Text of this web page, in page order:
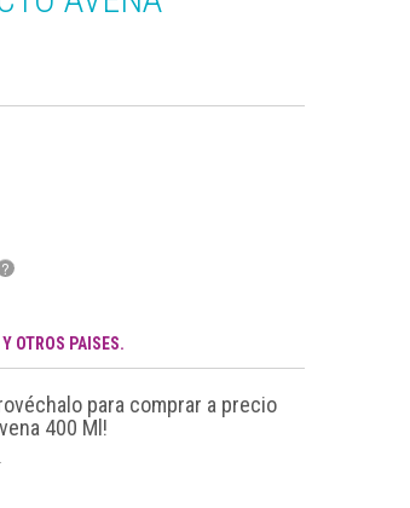
?
OTROS PAISES.
para comprar a precio
400 Ml!